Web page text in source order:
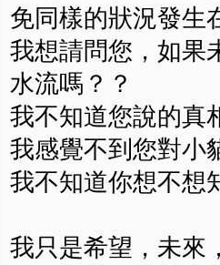
免同樣的狀況發生
我想請問您，如果
水流嗎？？
我不知道您說的真
我感覺不到您對小
我不知道你想不想
我只是希望，未來